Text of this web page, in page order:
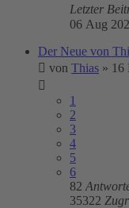
Letzter
06 Aug
Der Neue von
von Thias » 16
1
2
3
4
5
6
82
35322